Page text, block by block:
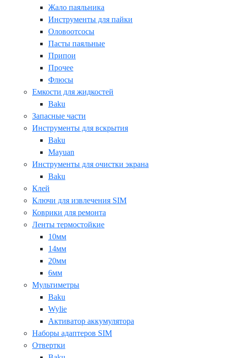
Жало паяльника
Инструменты для пайки
Оловоотсосы
Пасты паяльные
Припои
Прочее
Флюсы
Емкости для жидкостей
Baku
Запасные части
Инструменты для вскрытия
Baku
Mayuan
Инструменты для очистки экрана
Baku
Клей
Ключи для извлечения SIM
Коврики для ремонта
Ленты термостойкие
10мм
14мм
20мм
6мм
Мультиметры
Baku
Wylie
Активатор аккумулятора
Наборы адаптеров SIM
Отвертки